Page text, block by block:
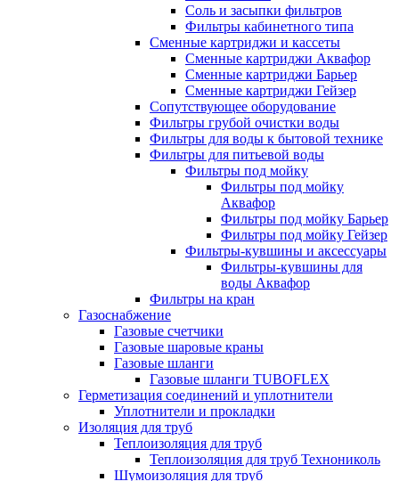
Соль и засыпки фильтров
Фильтры кабинетного типа
Сменные картриджи и кассеты
Сменные картриджи Аквафор
Сменные картриджи Барьер
Сменные картриджи Гейзер
Сопутствующее оборудование
Фильтры грубой очистки воды
Фильтры для воды к бытовой технике
Фильтры для питьевой воды
Фильтры под мойку
Фильтры под мойку
Аквафор
Фильтры под мойку Барьер
Фильтры под мойку Гейзер
Фильтры-кувшины и аксессуары
Фильтры-кувшины для
воды Аквафор
Фильтры на кран
Газоснабжение
Газовые счетчики
Газовые шаровые краны
Газовые шланги
Газовые шланги TUBOFLEX
Герметизация соединений и уплотнители
Уплотнители и прокладки
Изоляция для труб
Теплоизоляция для труб
Теплоизоляция для труб Технониколь
Шумоизоляция для труб